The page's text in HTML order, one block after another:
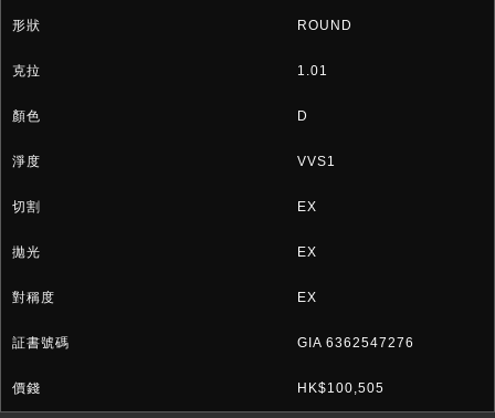
ROUND
1.01
D
VVS1
EX
EX
EX
GIA 6362547276
HK$100,505